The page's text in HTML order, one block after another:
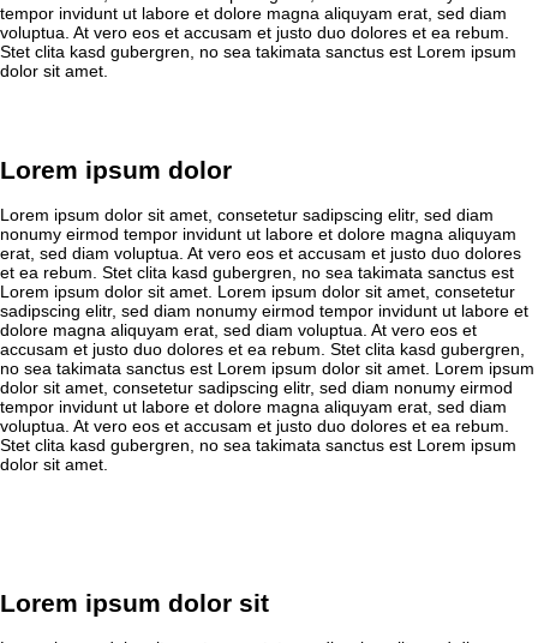
tempor invidunt ut labore et dolore magna aliquyam erat, sed diam
voluptua. At vero eos et accusam et justo duo dolores et ea rebum.
Stet clita kasd gubergren, no sea takimata sanctus est Lorem ipsum
dolor sit amet.
Lorem ipsum dolor
Lorem ipsum dolor sit amet, consetetur sadipscing elitr, sed diam
nonumy eirmod tempor invidunt ut labore et dolore magna aliquyam
erat, sed diam voluptua. At vero eos et accusam et justo duo dolores
et ea rebum. Stet clita kasd gubergren, no sea takimata sanctus est
Lorem ipsum dolor sit amet. Lorem ipsum dolor sit amet, consetetur
sadipscing elitr, sed diam nonumy eirmod tempor invidunt ut labore et
dolore magna aliquyam erat, sed diam voluptua. At vero eos et
accusam et justo duo dolores et ea rebum. Stet clita kasd gubergren,
no sea takimata sanctus est Lorem ipsum dolor sit amet. Lorem ipsum
dolor sit amet, consetetur sadipscing elitr, sed diam nonumy eirmod
tempor invidunt ut labore et dolore magna aliquyam erat, sed diam
voluptua. At vero eos et accusam et justo duo dolores et ea rebum.
Stet clita kasd gubergren, no sea takimata sanctus est Lorem ipsum
dolor sit amet.
Lorem ipsum dolor sit